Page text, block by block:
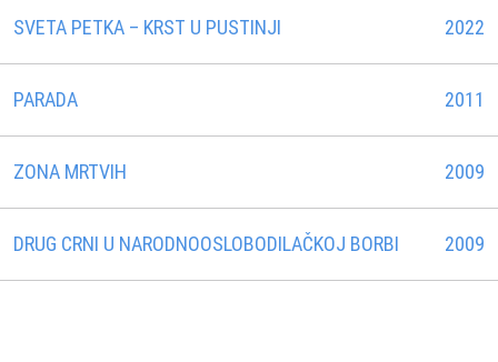
SVETA PETKA – KRST U PUSTINJI 2022
PARADA 2011
ZONA MRTVIH 2009
DRUG CRNI U NARODNOOSLOBODILAČKOJ BORBI 2009